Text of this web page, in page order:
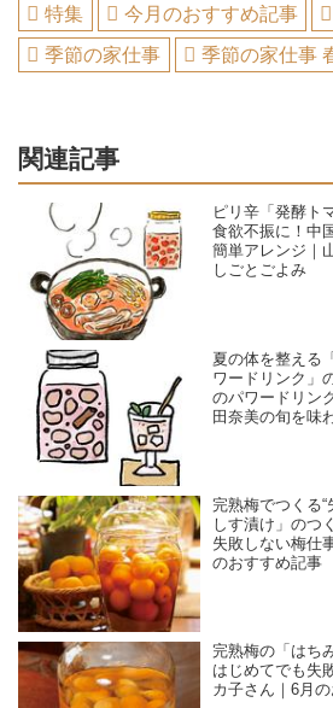
特集 今月のおすすめ記事
季節の家仕事
季節の家仕事
関連記事
ピリ辛「発酵ト
食欲不振に！中
簡単アレンジ｜
しごとごよみ
夏の体を整える
ワードリンク」
のパワードリン
田奈美の旬を味
完熟梅でつくる“
しす漬け」のつ
失敗しない梅仕
のおすすめ記事
完熟梅の「はち
はじめてでも失
カ子さん｜6月